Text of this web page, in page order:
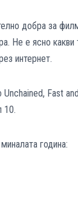
добра за
Не е ясно какви
интернет.
Fast
10.
година: